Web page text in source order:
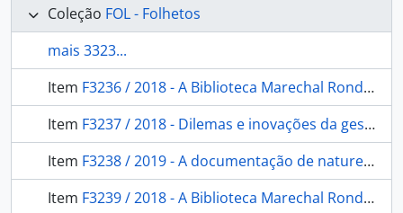
Coleção FOL - Folhetos
mais 3323...
Item F3236 / 2018 - A Biblioteca Marechal Rondon e seus acervos digitais
Item F3237 / 2018 - Dilemas e inovações da gestão pública das informações indigenistas do Estado brasileiro
Item F3238 / 2019 - A documentação de natureza etnológica como recurso estratégico para os povos indígenas
Item F3239 / 2018 - A Biblioteca Marechal Rondon e seus acervos digitais